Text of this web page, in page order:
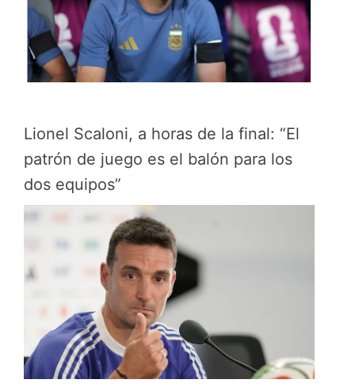
Lionel Scaloni, a horas de la final: “El
patrón de juego es el balón para los
dos equipos”